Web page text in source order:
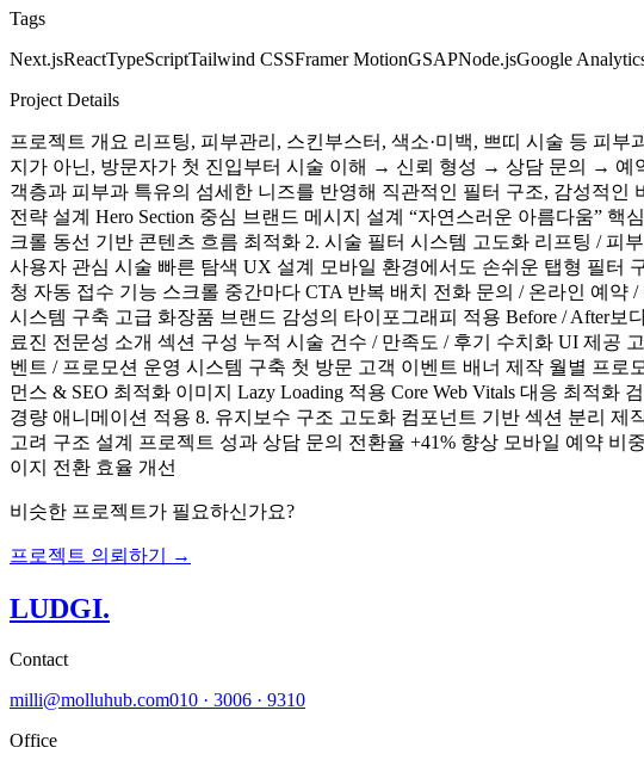
Tags
Next.jsReactTypeScriptTailwind CSSFramer MotionGSAPNode.jsGoogle
Project Details
프로젝트 개요 리프팅, 피부관리, 스킨부스터, 색소·미백, 쁘띠 시술 등 피
지가 아닌, 방문자가 첫 진입부터 시술 이해 → 신뢰 형성 → 상담 문의 → 예
객층과 피부과 특유의 섬세한 니즈를 반영해 직관적인 필터 구조, 감성적
전략 설계 Hero Section 중심 브랜드 메시지 설계 “자연스러운 아름다움”
크롤 동선 기반 콘텐츠 흐름 최적화 2. 시술 필터 시스템 고도화 리프팅 / 피
사용자 관심 시술 빠른 탐색 UX 설계 모바일 환경에서도 손쉬운 탭형 필터
청 자동 접수 기능 스크롤 중간마다 CTA 반복 배치 전화 문의 / 온라인 예
시스템 구축 고급 화장품 브랜드 감성의 타이포그래피 적용 Before / After
료진 전문성 소개 섹션 구성 누적 시술 건수 / 만족도 / 후기 수치화 UI 제공
벤트 / 프로모션 운영 시스템 구축 첫 방문 고객 이벤트 배너 제작 월별 프
먼스 & SEO 최적화 이미지 Lazy Loading 적용 Core Web Vitals 대응 최적
경량 애니메이션 적용 8. 유지보수 구조 고도화 컴포넌트 기반 섹션 분리
고려 구조 설계 프로젝트 성과 상담 문의 전환율 +41% 향상 모바일 예약
이지 전환 효율 개선
비슷한 프로젝트가 필요하신가요?
프로젝트 의뢰하기 →
LUDGI.
Contact
milli@molluhub.com010 · 3006 · 9310
Office